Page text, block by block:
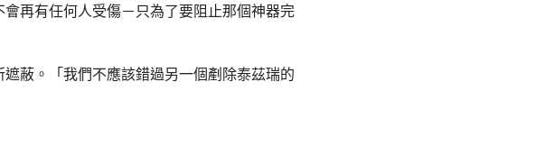
再有任何人受傷－只為了要阻止那個神器完
蔽。「我們不應該錯過另一個剷除泰茲瑞的